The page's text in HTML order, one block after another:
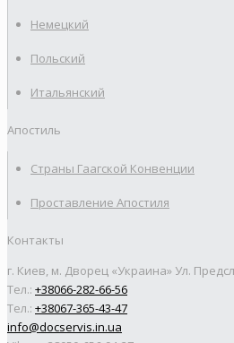
Немецкий
Польский
Итальянский
Апостиль
Страны Гаагской Конвенции
Проставление Апостиля
Контакты
г. Киев, м. Дворец «Украина» Ул.
Тел.: +38066-282-66-56
Тел.: +38067-365-43-47
info@docservis.in.ua